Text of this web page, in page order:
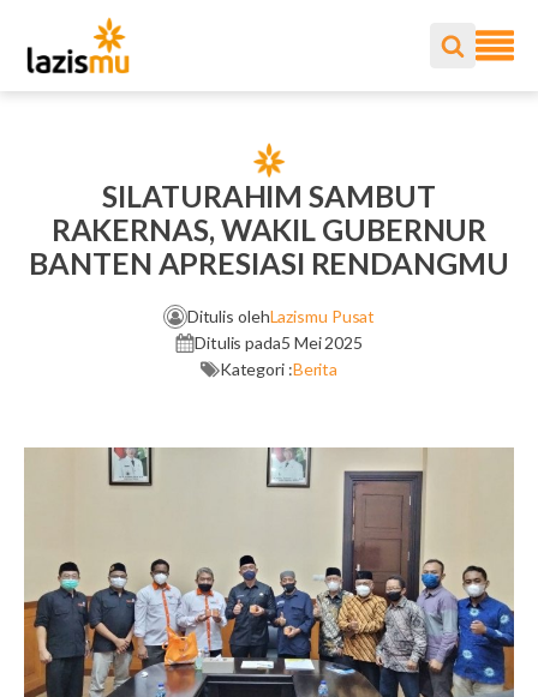
SILATURAHIM SAMBUT
RAKERNAS, WAKIL GUBERNUR
BANTEN APRESIASI RENDANGMU
Ditulis olehLazismu Pusat
Ditulis pada5 Mei 2025
Kategori :Berita